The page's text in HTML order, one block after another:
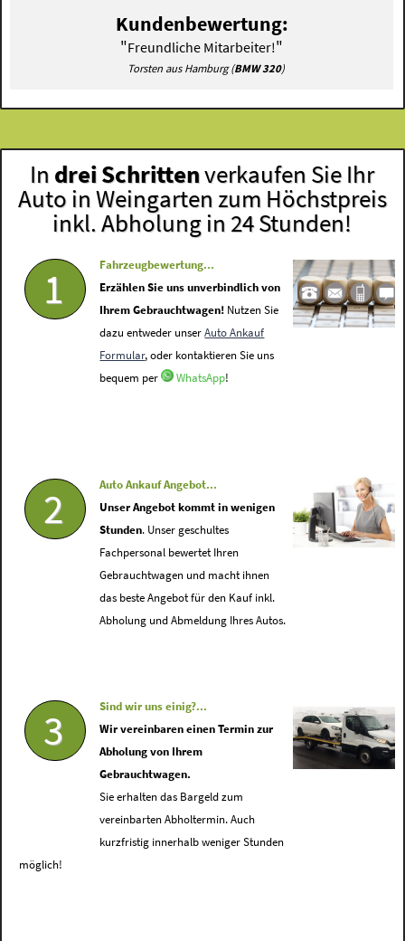
Kundenbewertung:
"Freundliche Mitarbeiter!"
Torsten aus Hamburg (BMW 320)
In drei Schrittenverkaufen Sie Ihr
Auto in Weingarten zum Höchstpreis
inkl. Abholung in 24 Stunden!
1
Fahrzeugbewertung...
Erzählen Sie uns unverbindlich von
Ihrem Gebrauchtwagen! Nutzen Sie
dazu entweder unserAuto Ankauf
Formular, oder kontaktieren Sie uns
bequem per
WhatsApp!
2
Auto Ankauf Angebot...
Unser Angebot kommt in wenigen
Stunden. Unser geschultes
Fachpersonal bewertet Ihren
Gebrauchtwagen und macht ihnen
das beste Angebot für den Kauf inkl.
Abholung und Abmeldung Ihres Autos.
3
Sind wir uns einig?...
Wir vereinbaren einen Termin zur
Abholung von Ihrem
Gebrauchtwagen.
Sie erhalten das Bargeld zum
vereinbarten Abholtermin. Auch
kurzfristig innerhalb weniger Stunden
möglich!